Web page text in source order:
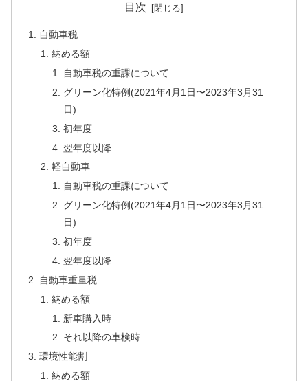
目次
自動車税
納める額
自動車税の重課について
グリーン化特例(2021年4月1日〜2023年3月31
日)
初年度
翌年度以降
軽自動車
自動車税の重課について
グリーン化特例(2021年4月1日〜2023年3月31
日)
初年度
翌年度以降
自動車重量税
納める額
新車購入時
それ以降の車検時
環境性能割
納める額